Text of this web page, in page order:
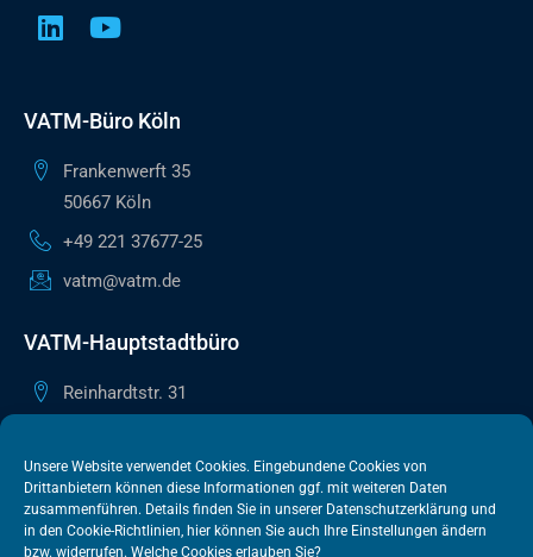
Unsere Website verwendet Cookies. Eingebundene Cookies von
Drittanbietern können diese Informationen ggf. mit weiteren Daten
zusammenführen. Details finden Sie in unserer Datenschutzerklärung und
in den Cookie-Richtlinien, hier können Sie auch Ihre Einstellungen ändern
bzw. widerrufen. Welche Cookies erlauben Sie?
VATM-Büro Köln
Frankenwerft 35
50667 Köln
+49 221 37677-25
vatm@vatm.de
VATM-Hauptstadtbüro
Reinhardtstr. 31
+49 30 505615-38
berlin@vatm.de